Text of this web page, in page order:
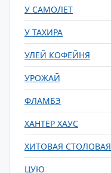
У САМОЛЕТ
У ТАХИРА
УЛЕЙ КОФЕЙНЯ
УРОЖАЙ
ФЛАМБЭ
ХАНТЕР ХАУС
ХИТОВАЯ СТОЛОВАЯ
ЦУЮ